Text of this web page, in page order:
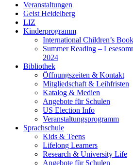
Veranstaltungen
Geist Heidelberg
LIZ
Kinderprogramm
International Children’s
Summer Reading –
2024
Bibliothek
Öffnungszeiten & Kontakt
Mitgliedschaft & Leihfristen
Katalog & Medien
Angebote für Schulen
US Election Info
Veranstaltungsprogramm
Sprachschule
Kids & Teens
Lifelong Learners
Research & University Life
Angebote für Schulen